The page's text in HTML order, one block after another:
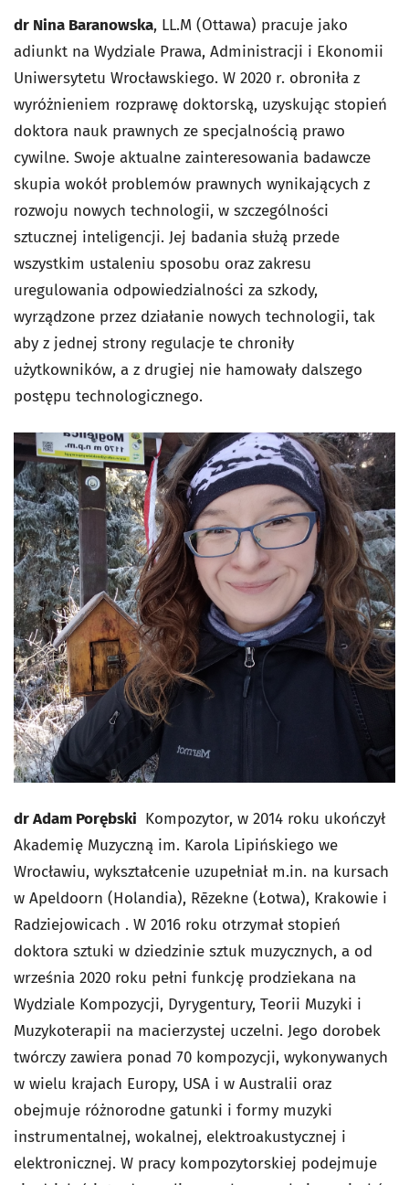
dr Nina Baranowska, LL.M (Ottawa) pracuje jako
adiunkt na Wydziale Prawa, Administracji i Ekonomii
Uniwersytetu Wrocławskiego. W 2020 r. obroniła z
wyróżnieniem rozprawę doktorską, uzyskując stopień
doktora nauk prawnych ze specjalnością prawo
cywilne. Swoje aktualne zainteresowania badawcze
skupia wokół problemów prawnych wynikających z
rozwoju nowych technologii, w szczególności
sztucznej inteligencji. Jej badania służą przede
wszystkim ustaleniu sposobu oraz zakresu
uregulowania odpowiedzialności za szkody,
wyrządzone przez działanie nowych technologii, tak
aby z jednej strony regulacje te chroniły
użytkowników, a z drugiej nie hamowały dalszego
postępu technologicznego.
dr Adam Porębski Kompozytor, w 2014 roku ukończył
Akademię Muzyczną im. Karola Lipińskiego we
Wrocławiu, wykształcenie uzupełniał m.in. na kursach
w Apeldoorn (Holandia), Rēzekne (Łotwa), Krakowie i
Radziejowicach . W 2016 roku otrzymał stopień
doktora sztuki w dziedzinie sztuk muzycznych, a od
września 2020 roku pełni funkcję prodziekana na
Wydziale Kompozycji, Dyrygentury, Teorii Muzyki i
Muzykoterapii na macierzystej uczelni. Jego dorobek
twórczy zawiera ponad 70 kompozycji, wykonywanych
w wielu krajach Europy, USA i w Australii oraz
obejmuje różnorodne gatunki i formy muzyki
instrumentalnej, wokalnej, elektroakustycznej i
elektronicznej. W pracy kompozytorskiej podejmuje